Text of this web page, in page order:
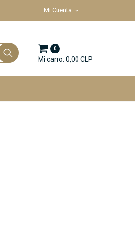
Mi Cuenta
Mi carro: 0,00 CLP
0